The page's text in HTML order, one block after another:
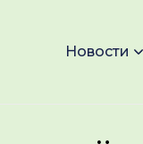
Новости